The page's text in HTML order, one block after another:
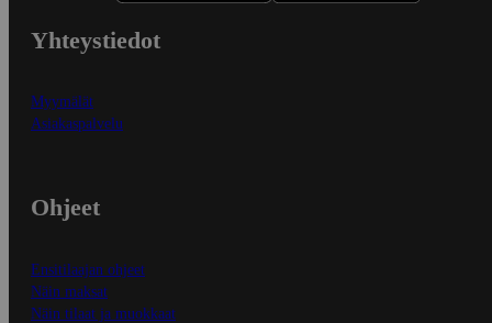
Yhteystiedot
Myymälät
Asiakaspalvelu
Ohjeet
Ensitilaajan ohjeet
Näin maksat
Näin tilaat ja muokkaat